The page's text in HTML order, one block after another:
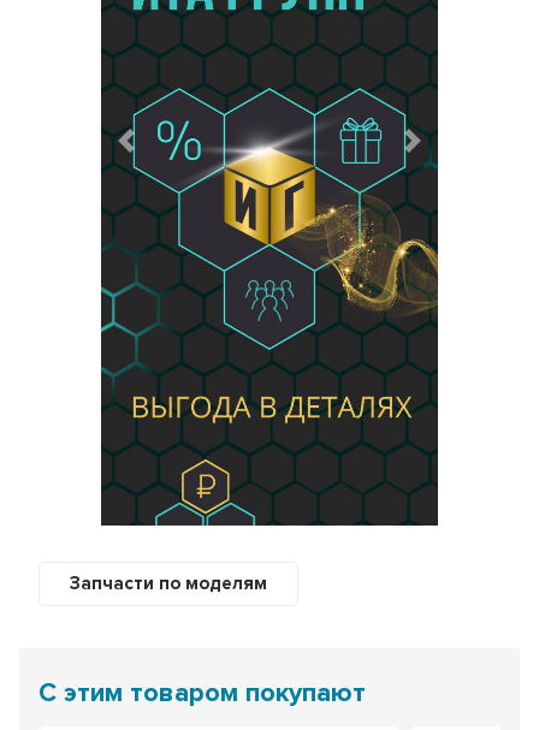
Предыдущий Следующий
Запчасти по моделям
С этим товаром покупают